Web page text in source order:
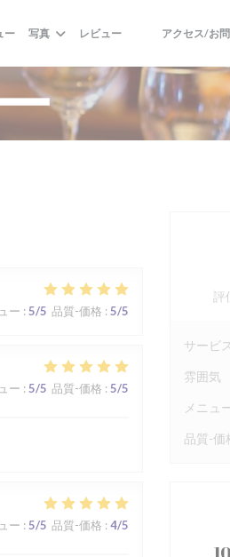
ー 写真 レビュー
((新しいウィンドウ
((新しいウィン
アクセス/お
ー : 5/5 品質-価格 : 5/5
ー : 5/5 品質-価格 : 5/5
ー : 5/5 品質-価格 : 4/5
評
サービス
雰囲気
メニュ
品質-価